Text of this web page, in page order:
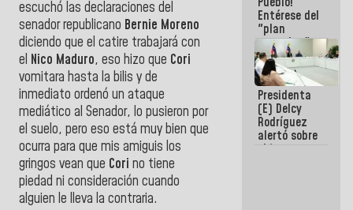
escuchó las declaraciones del
senador republicano Bernie Moreno
diciendo que el catire trabajará con
el Nico Maduro, eso hizo que Cori
vomitara hasta la bilis y de
inmediato ordenó un ataque
mediático al Senador, lo pusieron por
el suelo, pero eso está muy bien que
ocurra para que mis amiguis los
gringos vean que Cori no tiene
piedad ni consideración cuando
alguien le lleva la contraria.
Entérese del
"plan
enjambre"
de La Sayo
para
sabotear el
diálogo y
promover el
caos
Presidenta
(E) Delcy
Rodríguez
alertó sobre
el impacto